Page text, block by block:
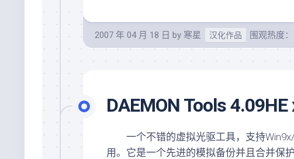
2007 年 04 月 18 日 by 寒星 汉化作品 围观热度
DAEMON Tools
一个不错的虚拟光驱工具，支持Win9x/
用。它是一个先进的模拟备份并且合并保